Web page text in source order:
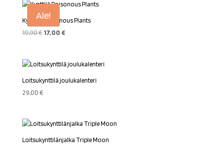
Ale!
Kynttilä Poisonous Plants
19,90€ Alkuperäinen
19,90 €.
17,00 €Nykyinen
17,00 €.
Loitsukynttilä joulukalenteri
29,00€
Loitsukynttilänjalka Triple Moon